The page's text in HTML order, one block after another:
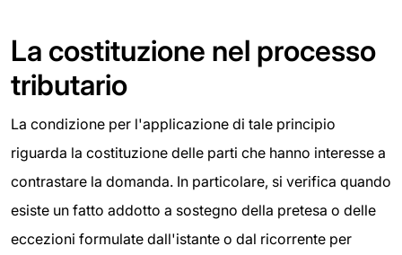
La costituzione nel processo
tributario
La condizione per l'applicazione di tale principio
riguarda la costituzione delle parti che hanno interesse a
contrastare la domanda. In particolare, si verifica quando
esiste un fatto addotto a sostegno della pretesa o delle
eccezioni formulate dall'istante o dal ricorrente per